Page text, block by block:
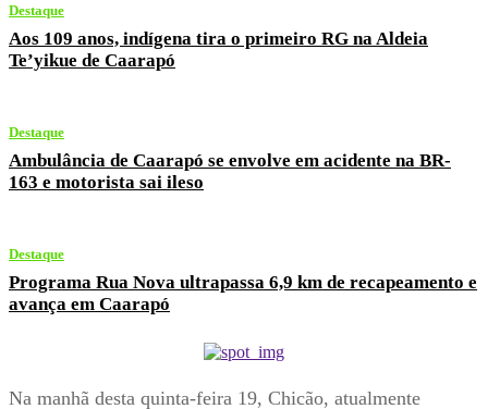
Destaque
Aos 109 anos, indígena tira o primeiro RG na Aldeia
Te’yikue de Caarapó
Destaque
Ambulância de Caarapó se envolve em acidente na BR-
163 e motorista sai ileso
Destaque
Programa Rua Nova ultrapassa 6,9 km de recapeamento e
avança em Caarapó
Na manhã desta quinta-feira 19, Chicão, atualmente